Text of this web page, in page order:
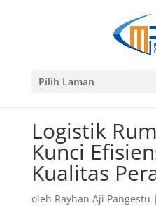
Pilih Laman
Logistik
Kunci
Kualitas
oleh Rayhan Aji Pangestu |